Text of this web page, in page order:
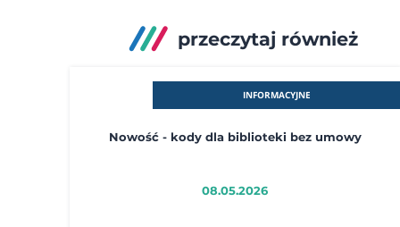
przeczytaj również
INFORMACYJNE
Nowość - kody dla biblioteki bez umowy
08.05.2026